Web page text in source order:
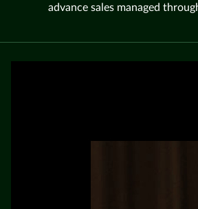
advance sales managed